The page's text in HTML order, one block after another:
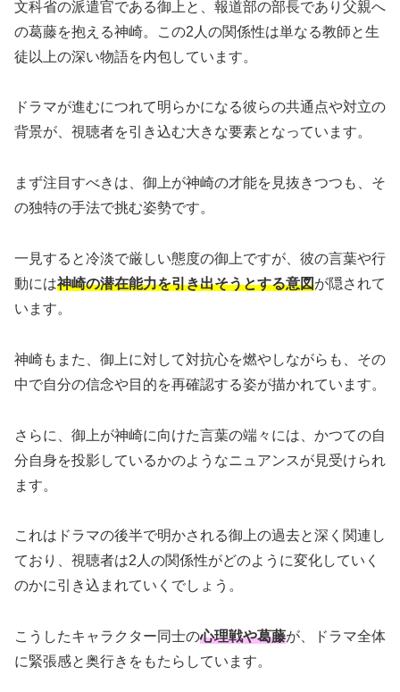
文科省の派遣官である御上と、報道部の部長であり父親へ
の葛藤を抱える神崎。この2人の関係性は単なる教師と生
徒以上の深い物語を内包しています。
ドラマが進むにつれて明らかになる彼らの共通点や対立の
背景が、視聴者を引き込む大きな要素となっています。
まず注目すべきは、御上が神崎の才能を見抜きつつも、そ
の独特の手法で挑む姿勢です。
一見すると冷淡で厳しい態度の御上ですが、彼の言葉や行
動には神崎の潜在能力を引き出そうとする意図が隠されて
います。
神崎もまた、御上に対して対抗心を燃やしながらも、その
中で自分の信念や目的を再確認する姿が描かれています。
さらに、御上が神崎に向けた言葉の端々には、かつての自
分自身を投影しているかのようなニュアンスが見受けられ
ます。
これはドラマの後半で明かされる御上の過去と深く関連し
ており、視聴者は2人の関係性がどのように変化していく
のかに引き込まれていくでしょう。
こうしたキャラクター同士の心理戦や葛藤が、ドラマ全体
に緊張感と奥行きをもたらしています。